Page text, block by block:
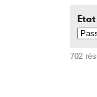
Etat
702